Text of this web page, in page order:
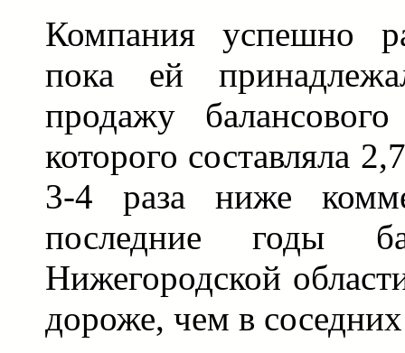
Компания успешно
пока ей
продажу
которого составляла
3-4 раза ниже
последние годы
Нижегородской
дороже, чем в